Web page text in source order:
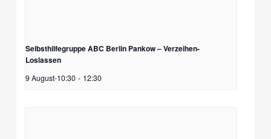
Selbsthilfegruppe ABC Berlin Pankow – Verzeihen-
Loslassen
9 August-10:30 - 12:30